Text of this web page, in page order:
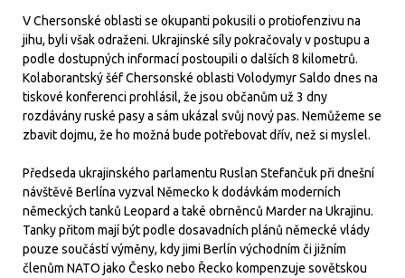
V Chersonské oblasti se okupanti pokusili o protiofenzivu na
jihu, byli však odraženi. Ukrajinské síly pokračovaly v postupu a
podle dostupných informací postoupili o dalších 8 kilometrů.
Kolaborantský šéf Chersonské oblasti Volodymyr Saldo dnes na
tiskové konferenci prohlásil, že jsou občanům už 3 dny
rozdávány ruské pasy a sám ukázal svůj nový pas. Nemůžeme se
zbavit dojmu, že ho možná bude potřebovat dřív, než si myslel.
Předseda ukrajinského parlamentu Ruslan Stefančuk při dnešní
návštěvě Berlína vyzval Německo k dodávkám moderních
německých tanků Leopard a také obrněnců Marder na Ukrajinu.
Tanky přitom mají být podle dosavadních plánů německé vlády
pouze součástí výměny, kdy jimi Berlín východním či jižním
členům NATO jako Česko nebo Řecko kompenzuje sovětskou